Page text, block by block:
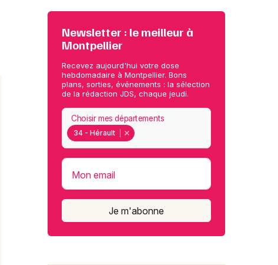
Newsletter : le meilleur à
Montpellier
Recevez aujourd'hui votre dose
hebdomadaire à Montpellier. Bons
plans, sorties, événements : la sélection
de la rédaction JDS, chaque jeudi.
34 - Hérault
Choisir mes départements
Mon email
Je m'abonne